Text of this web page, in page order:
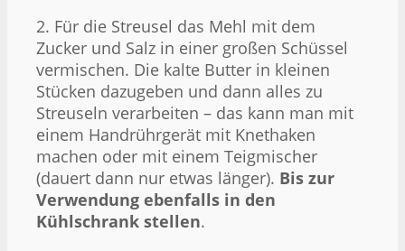
2. Für die Streusel das Mehl mit dem
Zucker und Salz in einer großen Schüssel
vermischen. Die kalte Butter in kleinen
Stücken dazugeben und dann alles zu
Streuseln verarbeiten – das kann man mit
einem Handrührgerät mit Knethaken
machen oder mit einem Teigmischer
(dauert dann nur etwas länger). Bis zur
Verwendung ebenfalls in den
Kühlschrank stellen.